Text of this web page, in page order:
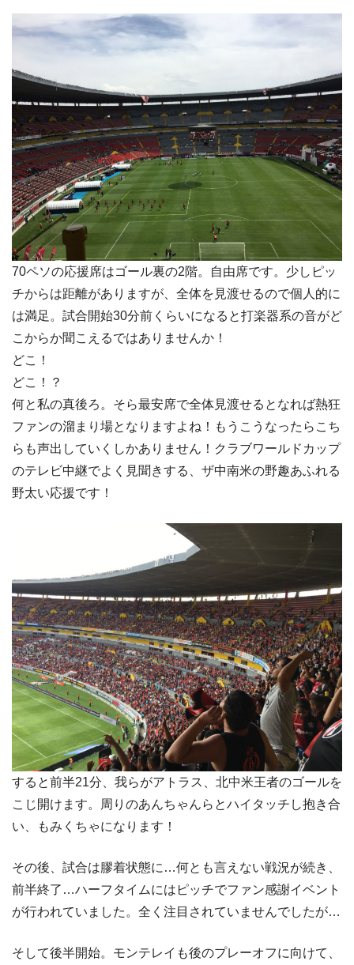
70ペソの応援席はゴール裏の2階。自由席です。少しピッ
チからは距離がありますが、全体を見渡せるので個人的に
は満足。試合開始30分前くらいになると打楽器系の音がど
こからか聞こえるではありませんか！
どこ！
どこ！？
何と私の真後ろ。そら最安席で全体見渡せるとなれば熱狂
ファンの溜まり場となりますよね！もうこうなったらこち
らも声出していくしかありません！クラブワールドカップ
のテレビ中継でよく見聞きする、ザ中南米の野趣あふれる
野太い応援です！
すると前半21分、我らがアトラス、北中米王者のゴールを
こじ開けます。周りのあんちゃんらとハイタッチし抱き合
い、もみくちゃになります！
その後、試合は膠着状態に…何とも言えない戦況が続き、
前半終了…ハーフタイムにはピッチでファン感謝イベント
が行われていました。全く注目されていませんでしたが…
そして後半開始。モンテレイも後のプレーオフに向けて、